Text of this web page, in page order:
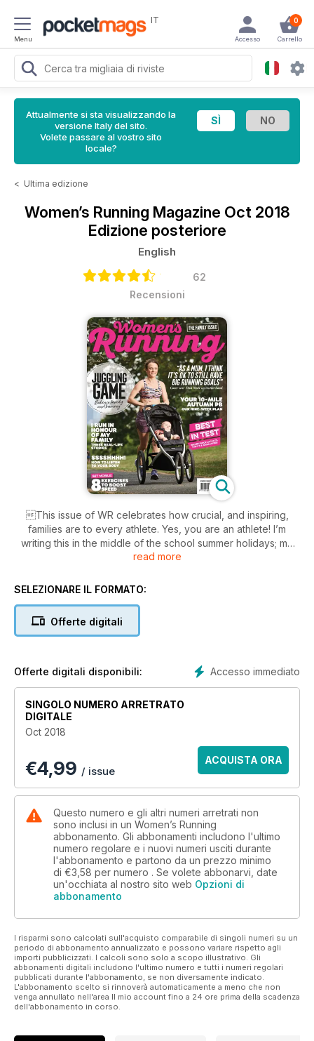
Menu
IT 0
Carrello
Accesso
Attualmente si sta visualizzando la
versione Italy del sito.
Volete passare al vostro sito
locale?
< Ultima edizione
Women’s Running Magazine Oct 2018
Edizione posteriore
English
62
Recensioni
This issue of WR celebrates how crucial, and inspiring,
families are to every athlete. Yes, you are an athlete! I’m
writing this in the middle of the school summer holidays; my
training plans have disintegrated, our house has been
like. I defnitely don’t feel like an athlete!
read more
SELEZIONARE IL FORMATO:
Offerte digitali
Accesso immediato
Offerte digitali disponibili:
SINGOLO NUMERO ARRETRATO
DIGITALE
Oct 2018
€4,99 / issue
ACQUISTA ORA
Questo numero e gli altri numeri arretrati non
sono inclusi in un Women’s Running
abbonamento. Gli abbonamenti includono l'ultimo
numero regolare e i nuovi numeri usciti durante
l'abbonamento e partono da un prezzo minimo
di €3,58 per numero . Se volete abbonarvi, date
un'occhiata al nostro sito web Opzioni di
abbonamento
I risparmi sono calcolati sull'acquisto comparabile di singoli numeri su un
periodo di abbonamento annualizzato e possono variare rispetto agli
importi pubblicizzati. I calcoli sono solo a scopo illustrativo. Gli
abbonamenti digitali includono l'ultimo numero e tutti i numeri regolari
pubblicati durante l'abbonamento, se non diversamente indicato.
L'abbonamento scelto si rinnoverà automaticamente a meno che non
venga annullato nell'area Il mio account fino a 24 ore prima della scadenza
dell'abbonamento in corso.